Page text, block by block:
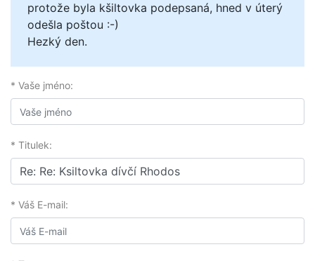
protože byla kšiltovka podepsaná, hned v úterý
odešla poštou :-)
Hezký den.
* Vaše jméno:
* Titulek:
* Váš E-mail: